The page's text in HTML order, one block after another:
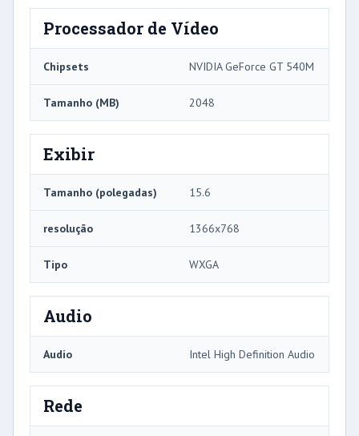
Processador de Vídeo
Chipsets NVIDIA GeForce GT 540M
Tamanho (MB) 2048
Exibir
Tamanho (polegadas) 15.6
resolução 1366x768
Tipo WXGA
Audio
Audio Intel High Definition Audio
Rede